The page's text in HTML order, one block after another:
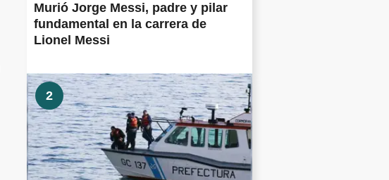
Murió Jorge Messi, padre y pilar
fundamental en la carrera de
Lionel Messi
2